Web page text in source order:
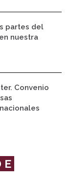
partes del
nuestra
Convenio